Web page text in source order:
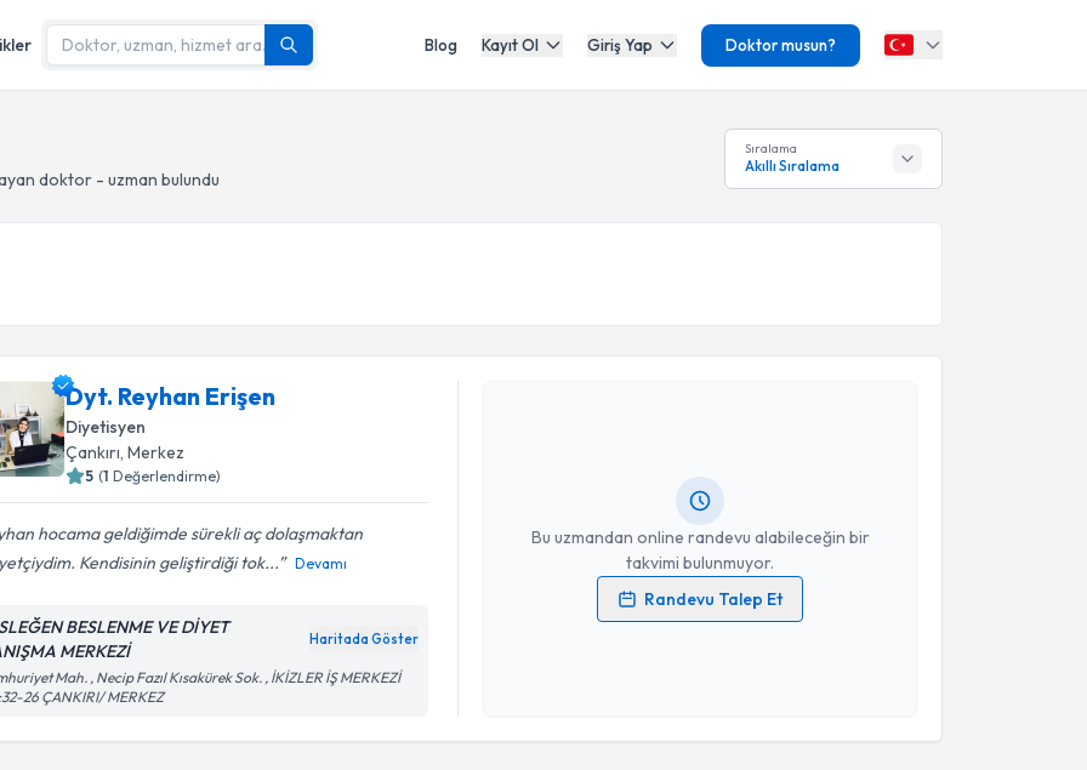
Blog Kayıt Ol Giriş Yap Doktor musun?
doktor - uzman bulundu
Sıralama
Akıllı Sıralama
Dyt. Reyhan Erişen
Diyetisyen
Çankırı, Merkez
5 (1 Değerlendirme)
hocama geldiğimde sürekli aç dolaşmaktan
Kendisinin geliştirdiği tok...
Devamı
BESLENME VE DİYET
MERKEZİ
Haritada Göster
Mah. , Necip Fazıl Kısakürek Sok. , İKİZLER İŞ MERKEZİ
26 ÇANKIRI/ MERKEZ
Bu uzmandan online randevu alabileceğin bir
takvimi bulunmuyor.
Randevu Talep Et
Randevu Takvimi Talebi
Kişisel verilerimin işlenmesine ilişkinAydınlatma Metni
Takvim Talebini Gönder